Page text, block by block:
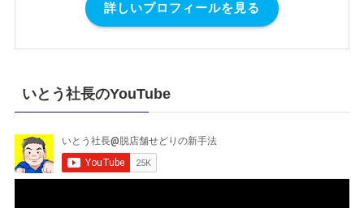
詳しいプロフィールを見る
いとう社長のYouTube